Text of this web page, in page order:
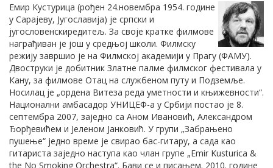
Емир Кустурица (рођен 24.новембра 1954. године
у Сарајеву, Југославија) је српски и
југословенскиредитељ. За своје кратке филмове
награђиван је још у средњој школи. Филмску
режију завршио је на Филмској академији у Прагу (ФАМУ).
Двоструки је добитник Златне палме филмског фестивала у
Кану, за филмове Отац на службеном путу и Подземље.
Носилац је „ордена Витеза реда уметности и књижевности“.
Национални амбасадор УНИЦЕФ-а у Србији постао је 8.
септембра 2007, заједно са Аном Ивановић, Александром
Ђорђевићем и Јеленом Јанковић. У групи „Забрањено
пушење“ једно време је свирао бас-гитару, а сада као
гитариста заједно наступа као члан групе „Emir Kusturica &
the No Smoking Orchestra“. Бави се и писањем. 2010. године